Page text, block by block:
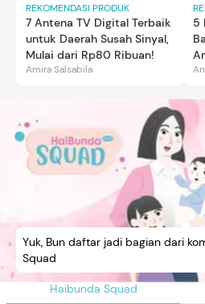
REKOMENDASI PRODUK
7 Antena TV Digital Terbaik
untuk Daerah Susah Sinyal,
Mulai dari Rp80 Ribuan!
Amira Salsabila
5
Haibunda Squad
Yuk, Bun daftar jadi bagian dari
Squad